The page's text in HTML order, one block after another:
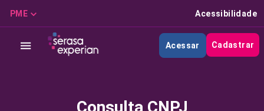
PME Acessibilidade
Acessar Cadastrar